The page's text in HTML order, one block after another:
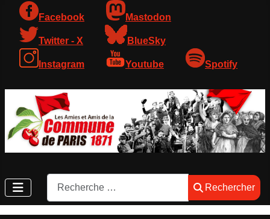
Facebook Mastodon
Twitter - X BlueSky
Instagram Youtube Spotify
Rechercher
Rechercher